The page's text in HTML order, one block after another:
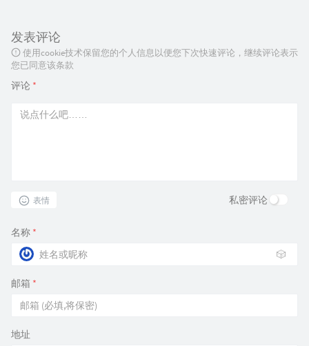
发表评论
使用cookie技术保留您的个人信息以便您下次快速评论，继续评论表示
您已同意该条款
评论 *
表情 私密评论
名称 *
🎲
邮箱 *
地址